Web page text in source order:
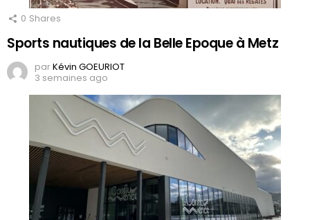
0 Shares
Sports nautiques de la Belle Epoque à Metz
parKévin GOEURIOT
3 semaines ago